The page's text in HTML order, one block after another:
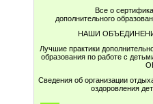
Все о
дополнительного
НАШИ
Лучшие практики
образования по работе с
Сведения об организации
оздоровления